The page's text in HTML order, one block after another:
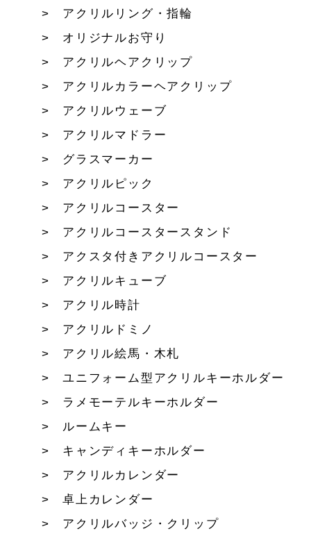
アクリルリング・指輪
オリジナルお守り
アクリルヘアクリップ
アクリルカラーヘアクリップ
アクリルウェーブ
アクリルマドラー
グラスマーカー
アクリルピック
アクリルコースター
アクリルコースタースタンド
アクスタ付きアクリルコースター
アクリルキューブ
アクリル時計
アクリルドミノ
アクリル絵馬・木札
ユニフォーム型アクリルキーホルダー
ラメモーテルキーホルダー
ルームキー
キャンディキーホルダー
アクリルカレンダー
卓上カレンダー
アクリルバッジ・クリップ